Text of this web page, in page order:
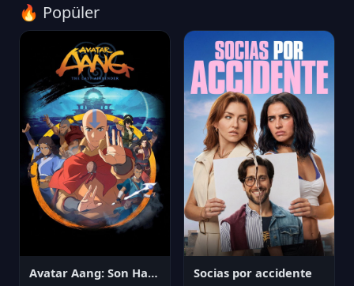
🔥 Popüler
Avatar Aang: Son Havabükücü Socias por accidente